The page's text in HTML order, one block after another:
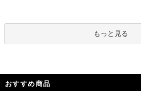
もっと見る
おすすめ商品